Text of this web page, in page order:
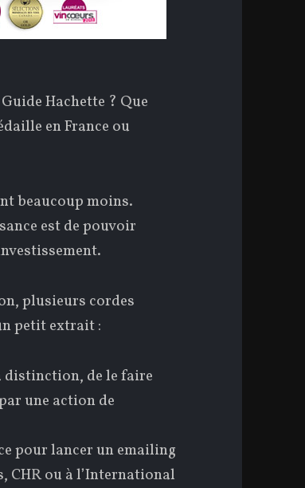
Hachette ? Que
en France ou
beaucoup moins.
est de pouvoir
plusieurs cordes
petit extrait :
distinction, de le faire
une action de
pour lancer un emailing
CHR ou à l’International